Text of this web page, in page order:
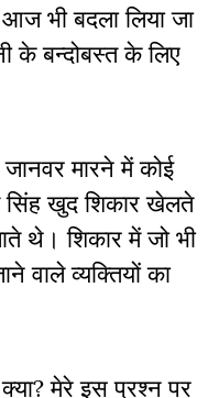
भी बदला लिया जा
के बन्दोबस्त के लिए
मारने में कोई
सिंह खुद शिकार खेलते
थे। शिकार में जो भी
वाले व्यक्तियों का
मेरे इस प्रश्न पर